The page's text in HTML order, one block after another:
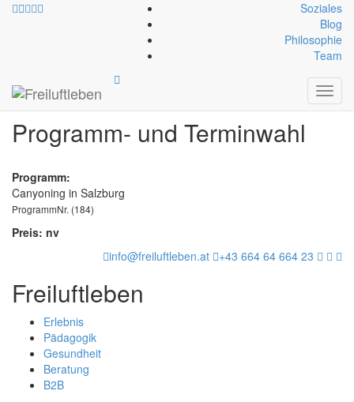
Soziales
Blog
Philosophie
Team
Anmeldung
Programm- und Terminwahl
Programm:
Canyoning in Salzburg
ProgrammNr. (184)
Preis: nv
info@freiluftleben.at
+43 664 64 664 23
Freiluftleben
Erlebnis
Pädagogik
Gesundheit
Beratung
B2B